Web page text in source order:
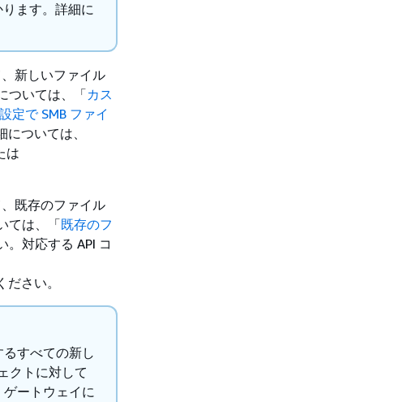
ります。詳細に
新しいファイル
ついては、「カス
定で SMB ファイ
ついては、
は
既存のファイル
ては、「既存のフ
。対応する API コ
ださい。
すべての新し
クトに対して
ートウェイに